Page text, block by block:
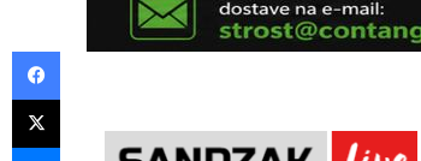
Facebook
X
Messenger